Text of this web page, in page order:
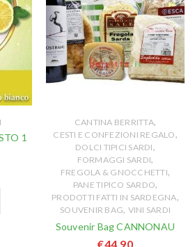
1
CANTINA BERRITTA,
CESTI E CONFEZIONI REGALO,
DOLCI TIPICI SARDI,
FORMAGGI SARDI,
FREGOLA & GNOCCHETTI,
PANE TIPICO SARDO,
PRODOTTI FATTI IN SARDEGNA,
SOUVENIR BAG, VINI SARDI
Souvenir Bag CANNONAU
€44,90